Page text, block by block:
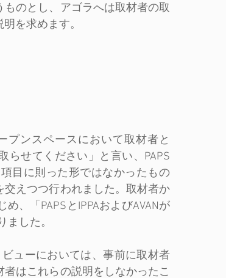
のとし、アゴラへは取材者の取
を求めます。
ンスペースにおいて取材者と
らせてください」と言い、PAPS
目に則った形ではなかったもの
えつつ行われました。取材者か
、「PAPSとIPPAおよびAVANが
した。
ューにおいては、事前に取材者
はこれらの説明をしなかったこ